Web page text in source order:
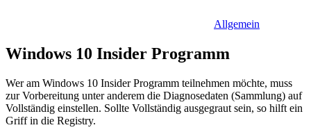
Allgemein
Windows 10 Insider Programm
Wer am Windows 10 Insider Programm teilnehmen möchte, muss
zur Vorbereitung unter anderem die Diagnosedaten (Sammlung) auf
Vollständig einstellen. Sollte Vollständig ausgegraut sein, so hilft ein
Griff in die Registry.